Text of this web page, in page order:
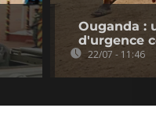
Ouganda :
d'urgence
22/07 - 11:46